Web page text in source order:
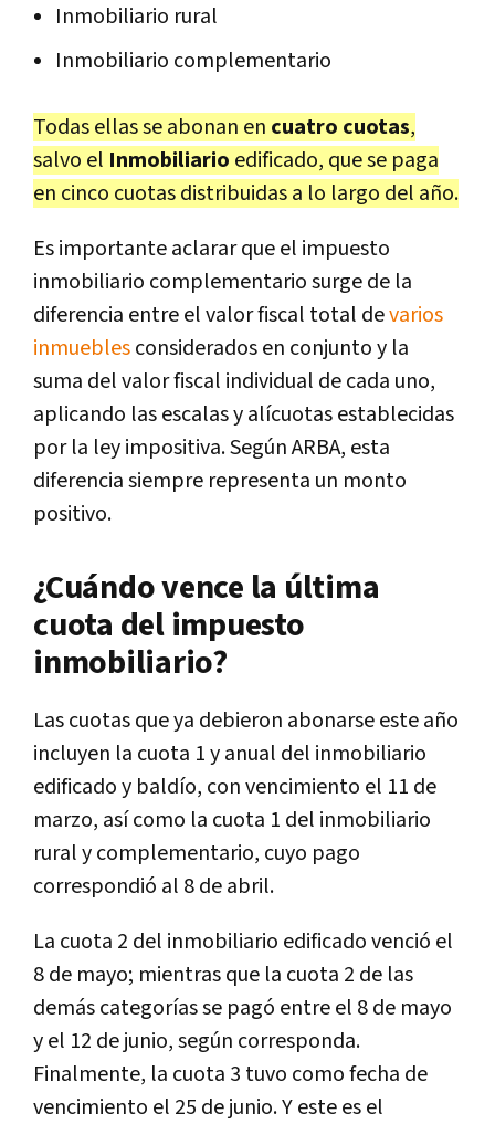
Inmobiliario rural
Inmobiliario complementario
Todas ellas se abonan en cuatro cuotas,
salvo el Inmobiliario edificado, que se paga
en cinco cuotas distribuidas a lo largo del año.
Es importante aclarar que el impuesto
inmobiliario complementario surge de la
diferencia entre el valor fiscal total devarios
inmueblesconsiderados en conjunto y la
suma del valor fiscal individual de cada uno,
aplicando las escalas y alícuotas establecidas
por la ley impositiva. Según ARBA, esta
diferencia siempre representa un monto
positivo.
¿Cuándo vence la última
cuota del impuesto
inmobiliario?
Las cuotas que ya debieron abonarse este año
incluyen la cuota 1 y anual del inmobiliario
edificado y baldío, con vencimiento el 11 de
marzo, así como la cuota 1 del inmobiliario
rural y complementario, cuyo pago
correspondió al 8 de abril.
La cuota 2 del inmobiliario edificado venció el
8 de mayo; mientras que la cuota 2 de las
demás categorías se pagó entre el 8 de mayo
y el 12 de junio, según corresponda.
Finalmente, la cuota 3 tuvo como fecha de
vencimiento el 25 de junio. Y este es el